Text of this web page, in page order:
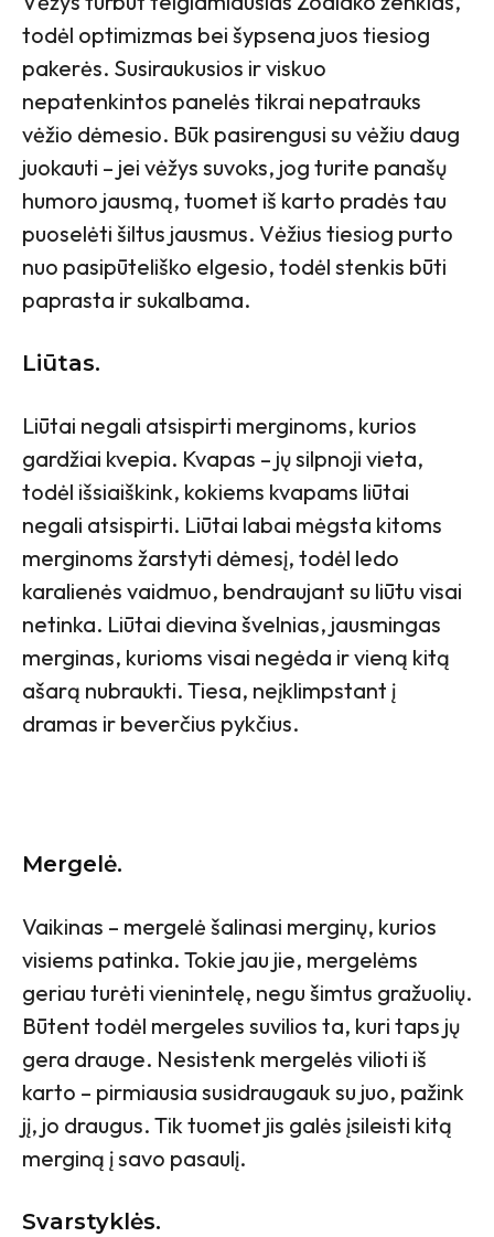
todėl optimizmas bei šypsena juos tiesiog
pakerės. Susiraukusios ir viskuo
nepatenkintos panelės tikrai nepatrauks
vėžio dėmesio. Būk pasirengusi su vėžiu daug
juokauti – jei vėžys suvoks, jog turite panašų
humoro jausmą, tuomet iš karto pradės tau
puoselėti šiltus jausmus. Vėžius tiesiog purto
nuo pasipūteliško elgesio, todėl stenkis būti
paprasta ir sukalbama.
Liūtas.
Liūtai negali atsispirti merginoms, kurios
gardžiai kvepia. Kvapas – jų silpnoji vieta,
todėl išsiaiškink, kokiems kvapams liūtai
negali atsispirti. Liūtai labai mėgsta kitoms
merginoms žarstyti dėmesį, todėl ledo
karalienės vaidmuo, bendraujant su liūtu visai
netinka. Liūtai dievina švelnias, jausmingas
merginas, kurioms visai negėda ir vieną kitą
ašarą nubraukti. Tiesa, neįklimpstant į
dramas ir beverčius pykčius.
Mergelė.
Vaikinas – mergelė šalinasi merginų, kurios
visiems patinka. Tokie jau jie, mergelėms
geriau turėti vienintelę, negu šimtus gražuolių.
Būtent todėl mergeles suvilios ta, kuri taps jų
gera drauge. Nesistenk mergelės vilioti iš
karto – pirmiausia susidraugauk su juo, pažink
jį, jo draugus. Tik tuomet jis galės įsileisti kitą
merginą į savo pasaulį.
Svarstyklės.